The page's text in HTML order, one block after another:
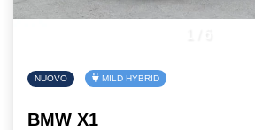
NUOVO MILD HYBRID
BMW X1